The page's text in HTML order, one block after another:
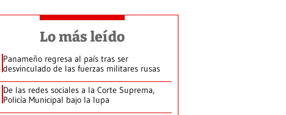
Lo más leído
Panameño regresa al país tras ser
desvinculado de las fuerzas militares rusas
De las redes sociales a la Corte Suprema,
Policía Municipal bajo la lupa